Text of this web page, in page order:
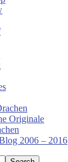
Originale
2006 – 2016